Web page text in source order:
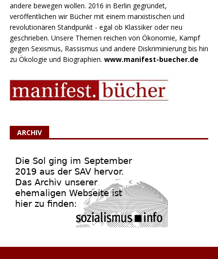
andere bewegen wollen. 2016 in Berlin gegründet,
veröffentlichen wir Bücher mit einem marxistischen und
revolutionären Standpunkt - egal ob Klassiker oder neu
geschrieben. Unsere Themen reichen von Ökonomie, Kampf
gegen Sexismus, Rassismus und andere Diskriminierung bis hin
zu Ökologie und Biographien. www.manifest-buecher.de
ARCHIV